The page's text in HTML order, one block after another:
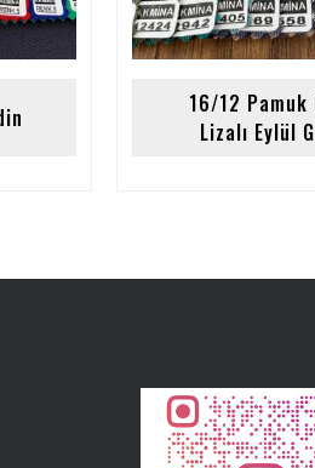
16/12 Pamuk
Lizalı Eylül